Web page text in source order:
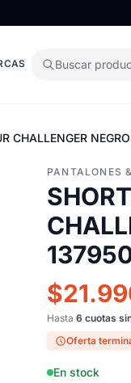
Buscar
CHALLENGER
PANTALONES
Hasta 6 cuotas
Oferta
En stock